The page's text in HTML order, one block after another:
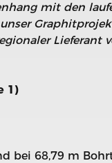
mit den
Lieferant
1)
bei 68,79 m